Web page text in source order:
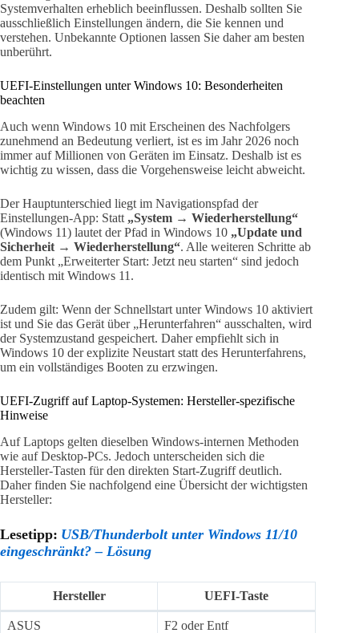
Systemverhalten erheblich beeinflussen. Deshalb sollten Sie
ausschließlich Einstellungen ändern, die Sie kennen und
verstehen. Unbekannte Optionen lassen Sie daher am besten
unberührt.
UEFI-Einstellungen unter Windows 10: Besonderheiten
beachten
Auch wenn Windows 10 mit Erscheinen des Nachfolgers
zunehmend an Bedeutung verliert, ist es im Jahr 2026 noch
immer auf Millionen von Geräten im Einsatz. Deshalb ist es
wichtig zu wissen, dass die Vorgehensweise leicht abweicht.
Der Hauptunterschied liegt im Navigationspfad der
Einstellungen-App: Statt „System → Wiederherstellung“
(Windows 11) lautet der Pfad in Windows 10 „Update und
Sicherheit → Wiederherstellung“. Alle weiteren Schritte ab
dem Punkt „Erweiterter Start: Jetzt neu starten“ sind jedoch
identisch mit Windows 11.
Zudem gilt: Wenn der Schnellstart unter Windows 10 aktiviert
ist und Sie das Gerät über „Herunterfahren“ ausschalten, wird
der Systemzustand gespeichert. Daher empfiehlt sich in
Windows 10 der explizite Neustart statt des Herunterfahrens,
um ein vollständiges Booten zu erzwingen.
UEFI-Zugriff auf Laptop-Systemen: Hersteller-spezifische
Hinweise
Auf Laptops gelten dieselben Windows-internen Methoden
wie auf Desktop-PCs. Jedoch unterscheiden sich die
Hersteller-Tasten für den direkten Start-Zugriff deutlich.
Daher finden Sie nachfolgend eine Übersicht der wichtigsten
Hersteller:
Lesetipp: USB/Thunderbolt unter Windows 11/10
eingeschränkt? – Lösung
Hersteller UEFI-Taste
ASUS F2 oder Entf